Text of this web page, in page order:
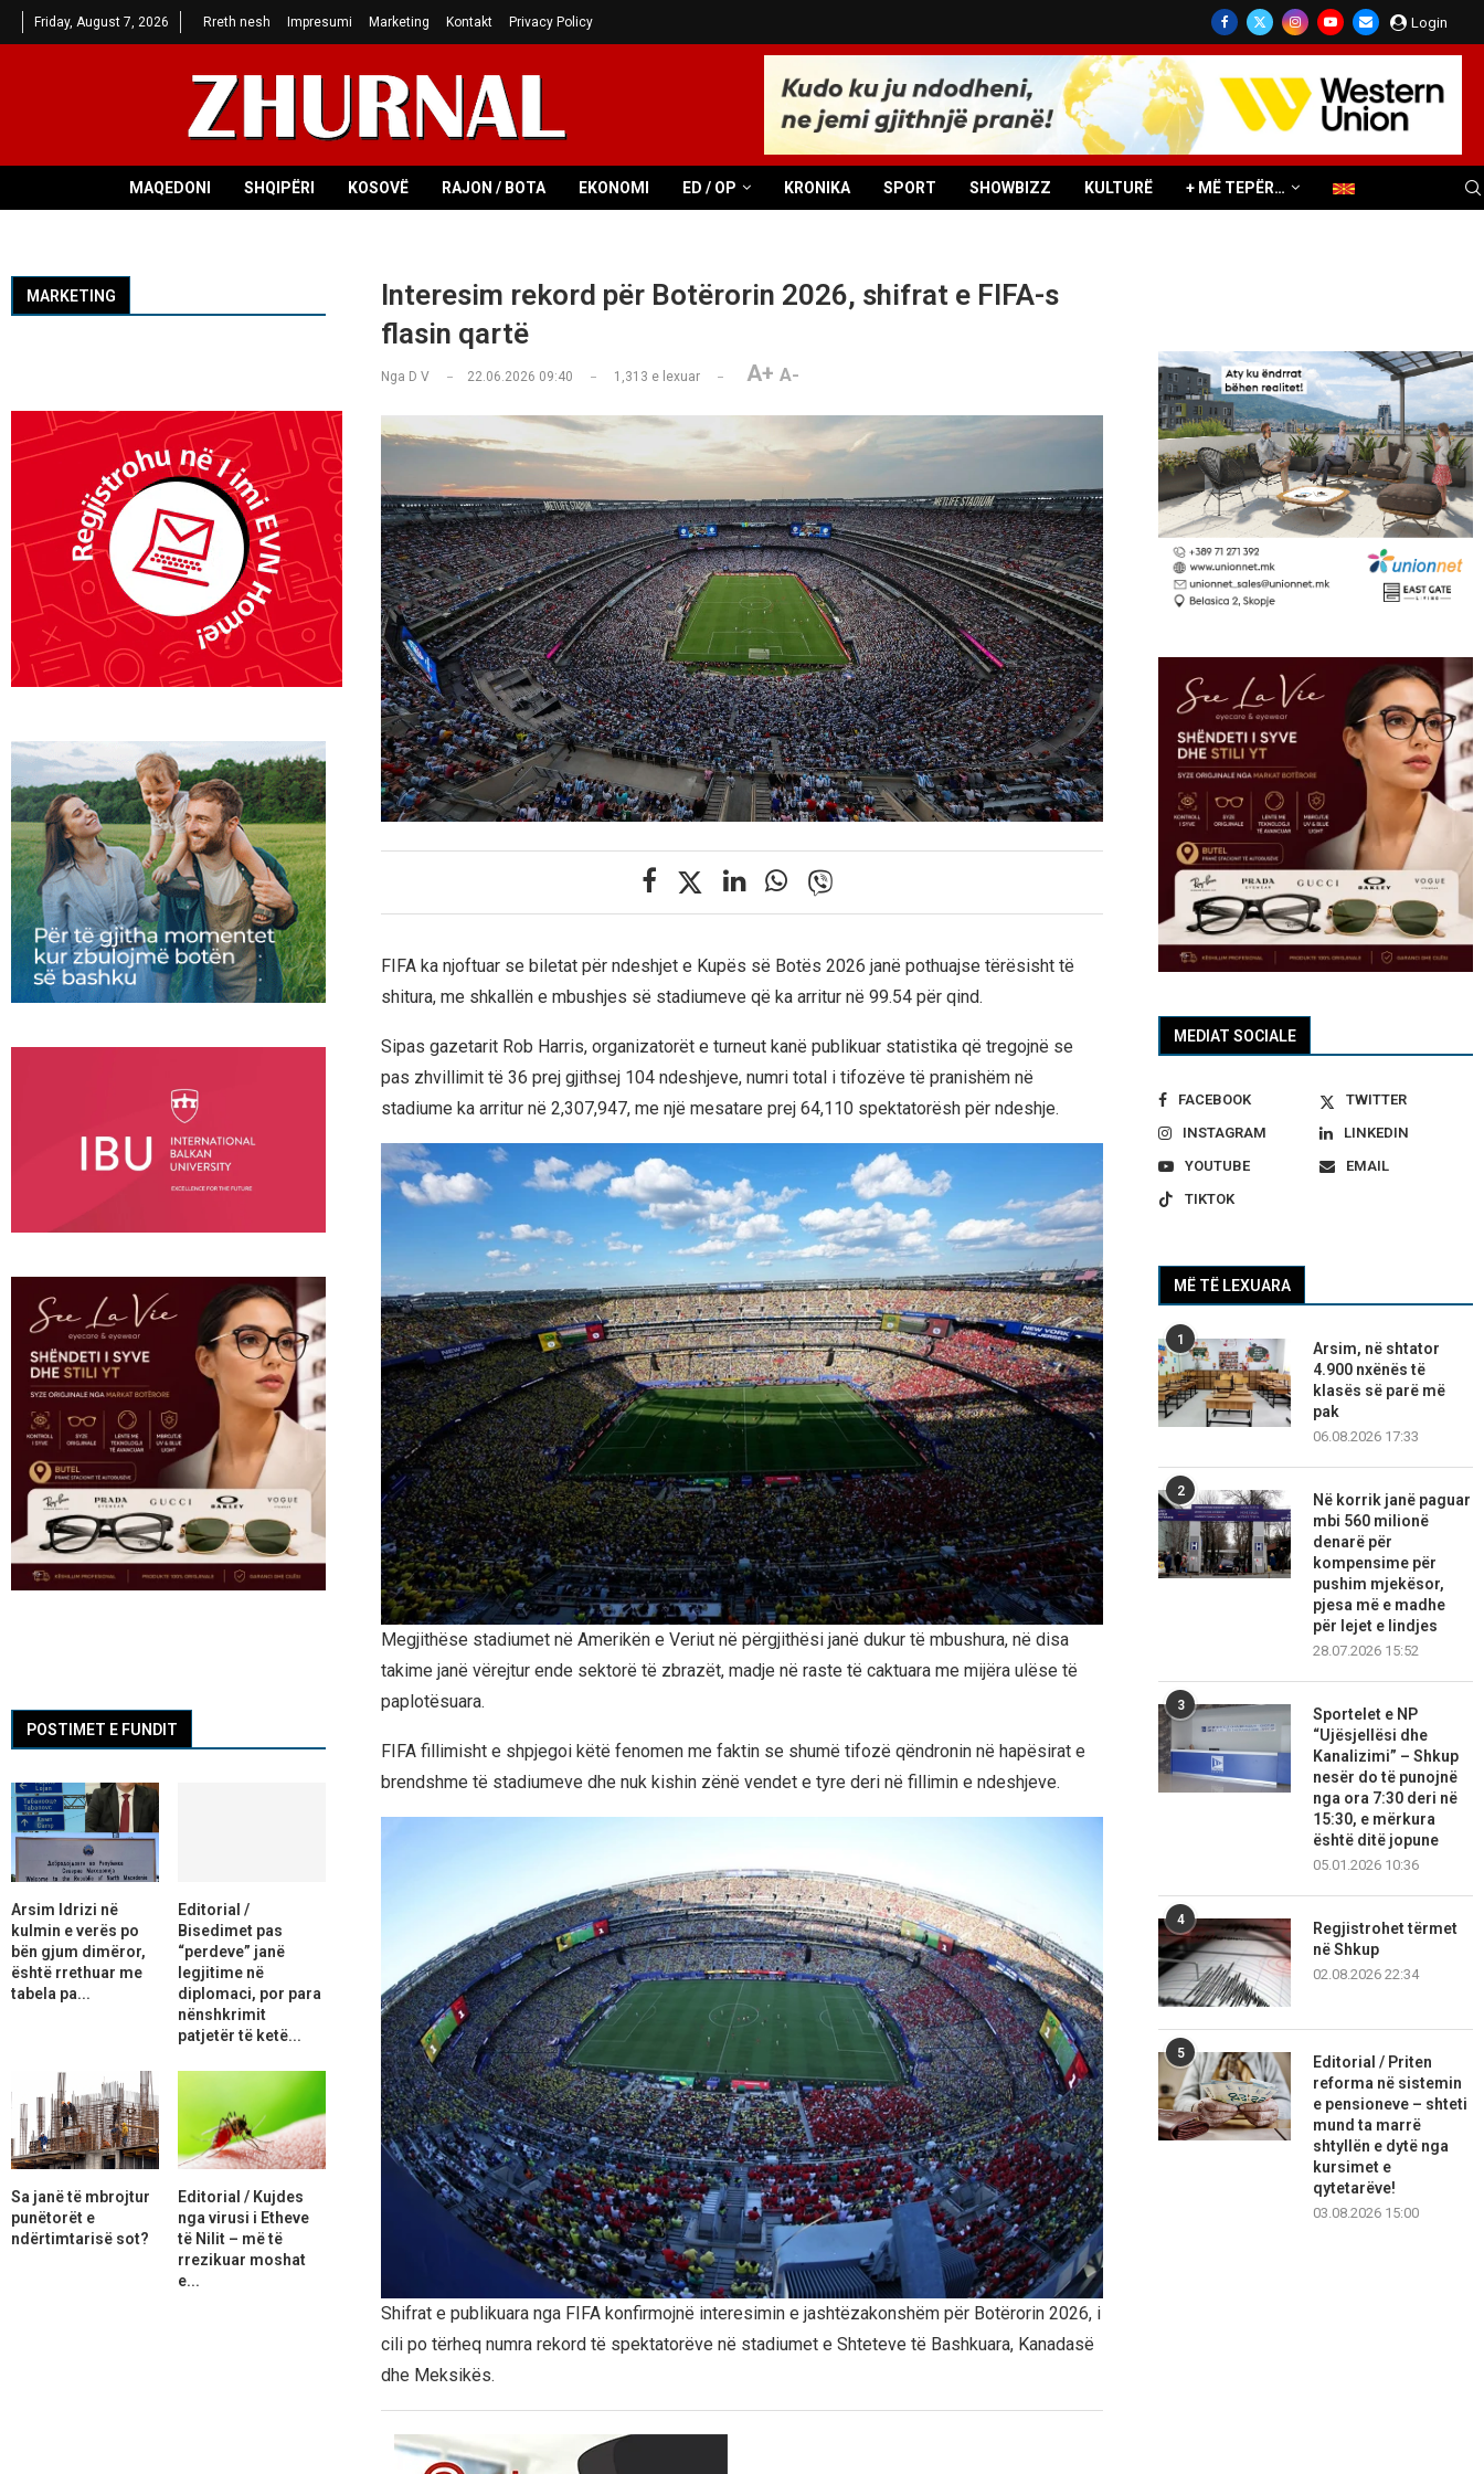
Friday, August 7, 2026 Rreth nesh Impresumi Marketing Kontakt Privacy Policy Login
MAQEDONI SHQIPËRI KOSOVË RAJON / BOTA EKONOMI ED / OP KRONIKA SPORT SHOWBIZZ KULTURË + MË TEPËR…
Interesim rekord për Botërorin 2026, shifrat e FIFA-s
flasin qartë
Nga D V 22.06.2026 09:40 1,313 e lexuar A+ A-
FIFA ka njoftuar se biletat për ndeshjet e Kupës së Botës 2026 janë pothuajse tërësisht të
shitura, me shkallën e mbushjes së stadiumeve që ka arritur në 99.54 për qind.
Sipas gazetarit Rob Harris, organizatorët e turneut kanë publikuar statistika që tregojnë se
pas zhvillimit të 36 prej gjithsej 104 ndeshjeve, numri total i tifozëve të pranishëm në
stadiume ka arritur në 2,307,947, me një mesatare prej 64,110 spektatorësh për ndeshje.
Megjithëse stadiumet në Amerikën e Veriut në përgjithësi janë dukur të mbushura, në disa
takime janë vërejtur ende sektorë të zbrazët, madje në raste të caktuara me mijëra ulëse të
paplotësuara.
FIFA fillimisht e shpjegoi këtë fenomen me faktin se shumë tifozë qëndronin në hapësirat e
brendshme të stadiumeve dhe nuk kishin zënë vendet e tyre deri në fillimin e ndeshjeve.
Shifrat e publikuara nga FIFA konfirmojnë interesimin e jashtëzakonshëm për Botërorin 2026, i
cili po tërheq numra rekord të spektatorëve në stadiumet e Shteteve të Bashkuara, Kanadasë
dhe Meksikës.
MEDIAT SOCIALE
FACEBOOK
TWITTER
INSTAGRAM
LINKEDIN
YOUTUBE
EMAIL
TIKTOK
MË TË LEXUARA
1
Arsim, në shtator
4.900 nxënës të
klasës së parë më
pak
06.08.2026 17:33
2
Në korrik janë paguar
mbi 560 milionë
denarë për
kompensime për
pushim mjekësor,
pjesa më e madhe
për lejet e lindjes
28.07.2026 15:52
3
Sportelet e NP
“Ujësjellësi dhe
Kanalizimi” – Shkup
nesër do të punojnë
nga ora 7:30 deri në
15:30, e mërkura
është ditë jopune
05.01.2026 10:36
4
Regjistrohet tërmet
në Shkup
02.08.2026 22:34
5
Editorial / Priten
reforma në sistemin
e pensioneve – shteti
mund ta marrë
shtyllën e dytë nga
kursimet e
qytetarëve!
03.08.2026 15:00
MARKETING
POSTIMET E FUNDIT
Arsim Idrizi në
kulmin e verës po
bën gjum dimëror,
është rrethuar me
tabela pa...
Editorial /
Bisedimet pas
“perdeve” janë
legjitime në
diplomaci, por para
nënshkrimit
patjetër të ketë...
Sa janë të mbrojtur
punëtorët e
ndërtimtarisë sot?
Editorial / Kujdes
nga virusi i Etheve
të Nilit – më të
rrezikuar moshat
e...